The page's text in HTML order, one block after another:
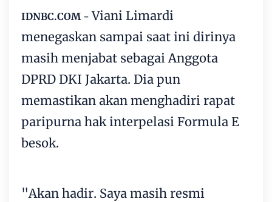
IDNBC.COM- Viani Limardi
menegaskan sampai saat ini dirinya
masih menjabat sebagai Anggota
DPRD DKI Jakarta. Dia pun
memastikan akan menghadiri rapat
paripurna hak interpelasi Formula E
besok.
"Akan hadir. Saya masih resmi